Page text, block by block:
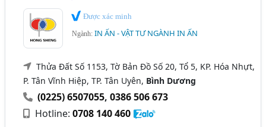
Được xác minh
Ngành:IN ẤN - VẬT TƯ NGÀNH IN ẤN
Thửa Đất Số 1153, Tờ Bản Đồ Số 20, Tổ 5, KP. Hóa Nhựt,
P. Tân Vĩnh Hiệp, TP. Tân Uyên, Bình Dương
(0225) 6507055,0386 506 673
Hotline:0708 140 460